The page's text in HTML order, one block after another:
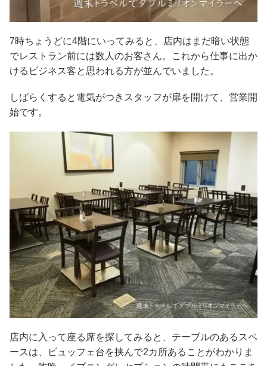
7時ちょうどに4階にいってみると、店内はまだ暗い状態
でレストラン前には数人のお客さん。これから仕事に出か
けるビジネス客と思われる方が並んでいました。
しばらくすると電気がつきスタッフが扉を開けて、営業開
始です。
店内に入って座る席を探してみると、テーブルのあるスペ
ースは、ビュッフェ台を挟んで2カ所あることがわかりま